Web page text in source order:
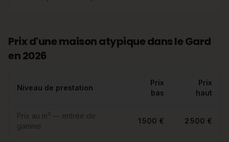
Prix d'une maison atypique dans le Gard
en 2026
Niveau de prestation
Prix
bas
Prix
haut
Prix au m² — entrée de
gamme
1 500 € 2 500 €